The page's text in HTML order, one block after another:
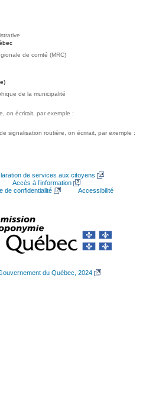
de comté (MRC)
de la municipalité
on écrirait, par exemple :
signalisation routière, on écrirait, par exemple :
de services aux citoyens
Accès à l’information
de confidentialité
Accessibilité
du Québec, 2024